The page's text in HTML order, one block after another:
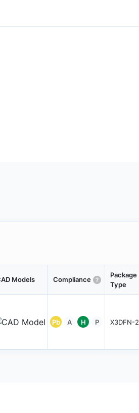
Models Compliance
Package
Type
Pb A H P X3DFN-2